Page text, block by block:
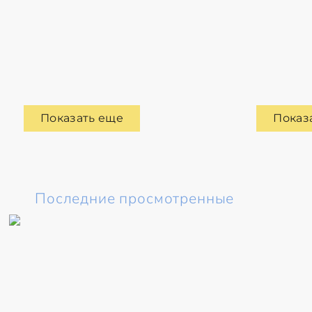
Показать еще
Последние просмотренные